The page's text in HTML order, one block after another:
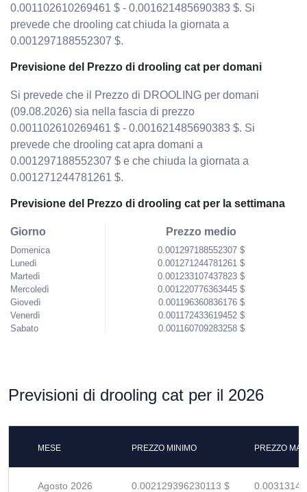
0.001102610269461 $ - 0.001621485690383 $. Si
prevede che drooling cat chiuda la giornata a
0.001297188552307 $.
Previsione del Prezzo di drooling cat per domani
Si prevede che il Prezzo di DROOLING per domani
(09.08.2026) sia nella fascia di prezzo
0.001102610269461 $ - 0.001621485690383 $. Si
prevede che drooling cat apra domani a
0.001297188552307 $ e che chiuda la giornata a
0.001271244781261 $.
Previsione del Prezzo di drooling cat per la settimana
Giorno
Domenica
Lunedì
Martedì
Mercoledì
Giovedì
Venerdì
Sabato
Prezzo medio
0.001297188552307 $
0.001271244781261 $
0.001233107437823 $
0.001220776363445 $
0.001196360836176 $
0.001172433619452 $
0.001160709283258 $
Previsioni di drooling cat per il 2026
MESE PREZZO MINIMO PREZZO
Agosto 2026 0.002129396230113 $